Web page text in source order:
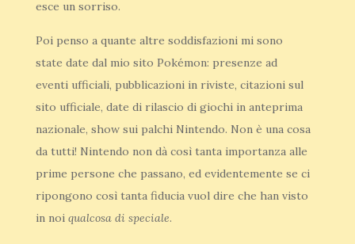
esce un sorriso.
Poi penso a quante altre soddisfazioni mi sono
state date dal mio sito Pokémon: presenze ad
eventi ufficiali, pubblicazioni in riviste, citazioni sul
sito ufficiale, date di rilascio di giochi in anteprima
nazionale, show sui palchi Nintendo. Non è una cosa
da tutti! Nintendo non dà così tanta importanza alle
prime persone che passano, ed evidentemente se ci
ripongono così tanta fiducia vuol dire che han visto
in noi qualcosa di speciale.